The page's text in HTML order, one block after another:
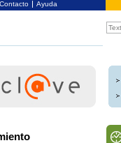
Contacto Ayuda